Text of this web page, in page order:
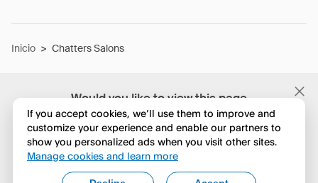
Would you like to view this page
in English?
No, seguir navegando
Inicio > Chatters Salons
If you accept cookies, we’ll use them to improve and
customize your experience and enable our partners to
show you personalized ads when you visit other sites.
Manage cookies and learn more